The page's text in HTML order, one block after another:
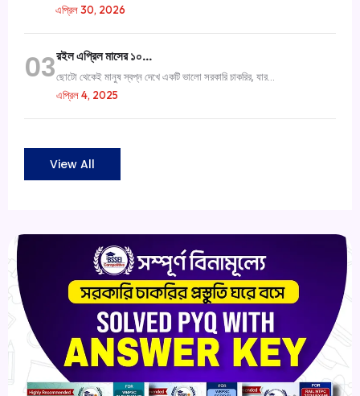
এপ্রিল 30, 2026
03রইল এপ্রিল মাসের ১০…
ছোটো থেকেই মানুষ স্বপ্ন দেখে একটি ভালো সরকারি চাকরির, যার...
এপ্রিল 4, 2025
View All